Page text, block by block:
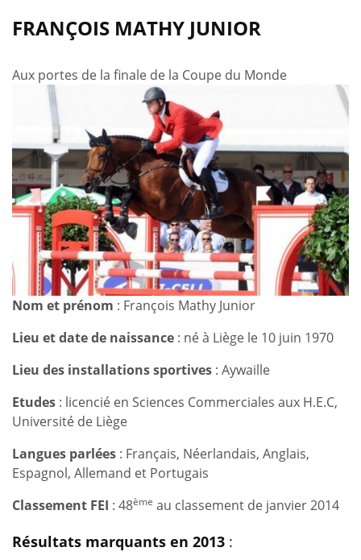
de
Et
Thierry
Goffinet
FRANÇOIS MATHY JUNIOR
Aux portes de la finale de la Coupe du Monde
Nom et prénom : François Mathy Junior
Lieu et date de naissance : né à Liège le 10 juin 1970
Lieu des installations sportives : Aywaille
Etudes : licencié en Sciences Commerciales aux H.E.C,
Université de Liège
Langues parlées : Français, Néerlandais, Anglais,
Espagnol, Allemand et Portugais
Classement FEI : 48ème au classement de janvier 2014
Résultats marquants en 2013 :